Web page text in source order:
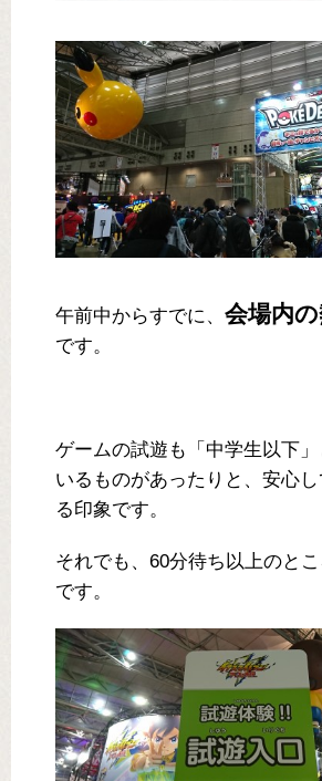
午前中からすでに、 会場内
です。
ゲームの試遊も「中学生以下
いるものがあったりと、安心
る印象です。
それでも、60分待ち以上のと
です。